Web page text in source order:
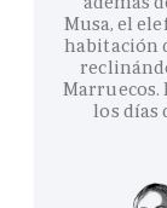
Musa, el
habitación
Marruecos.
los días